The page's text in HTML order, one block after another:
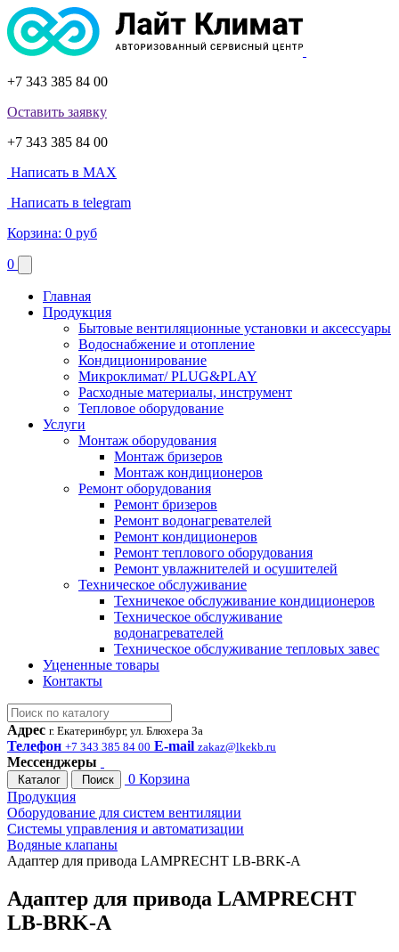
+7 343 385 84 00
Оставить заявку
+7 343 385 84 00
Написать в MAX
Написать в telegram
Корзина: 0 руб
0
Главная
Продукция
Бытовые вентиляционные установки и аксессуары
Водоснабжение и отопление
Кондиционирование
Микроклимат/ PLUG&PLAY
Расходные материалы, инструмент
Тепловое оборудование
Услуги
Монтаж оборудования
Монтаж бризеров
Монтаж кондиционеров
Ремонт оборудования
Ремонт бризеров
Ремонт водонагревателей
Ремонт кондиционеров
Ремонт теплового оборудования
Ремонт увлажнителей и осушителей
Техническое обслуживание
Техничекое обслуживание кондиционеров
Техническое обслуживание
водонагревателей
Техническое обслуживание тепловых завес
Уцененные товары
Контакты
Адрес г. Екатеринбург, ул. Блюхера 3а
Телефон +7 343 385 84 00 E-mail zakaz@lkekb.ru
Мессенджеры
Каталог Поиск 0 Корзина
Продукция
Оборудование для систем вентиляции
Системы управления и автоматизации
Водяные клапаны
Адаптер для привода LAMPRECHT LB-BRK-A
Адаптер для привода LAMPRECHT
LB-BRK-A